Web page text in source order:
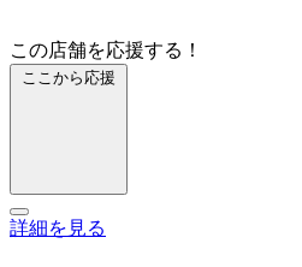
この店舗を応援する！
ここから応援
詳細を見る